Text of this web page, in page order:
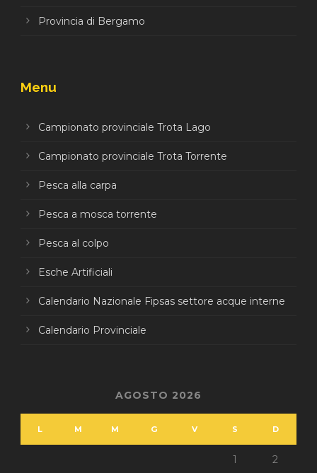
Provincia di Bergamo
Menu
Campionato provinciale Trota Lago
Campionato provinciale Trota Torrente
Pesca alla carpa
Pesca a mosca torrente
Pesca al colpo
Esche Artificiali
Calendario Nazionale Fipsas settore acque interne
Calendario Provinciale
AGOSTO 2026
L M M G V S D
1 2